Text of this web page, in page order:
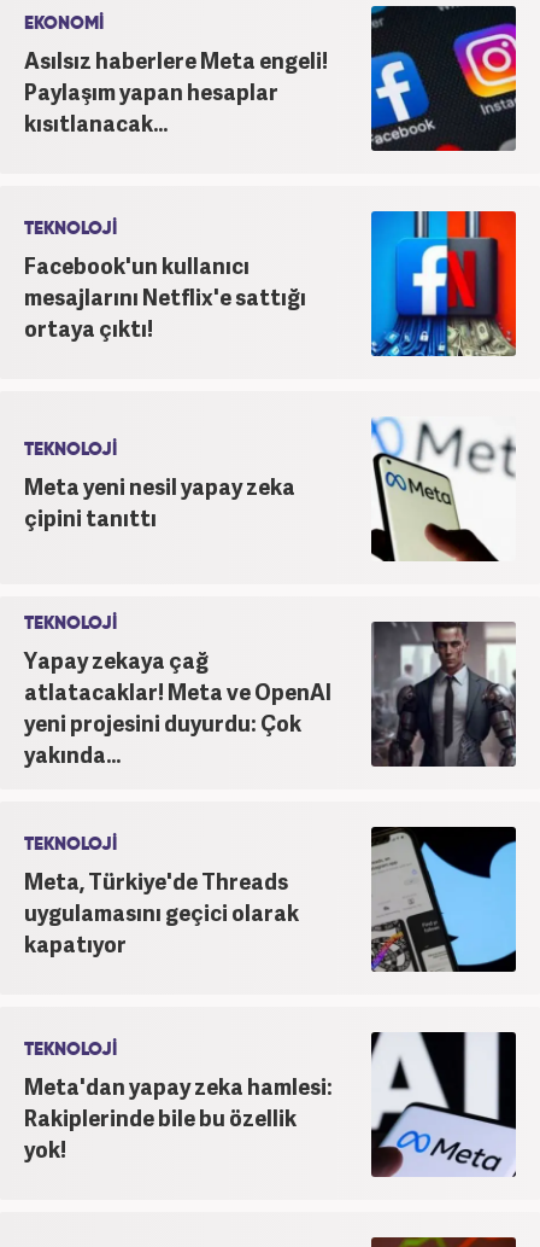
inanmakta ve bu değerleri meslek hayatında da ön
planda tutmaktadır.
EKONOMİ
Asılsız haberlere Meta engeli!
Paylaşım yapan hesaplar
kısıtlanacak...
TEKNOLOJİ
Facebook'un kullanıcı
mesajlarını Netflix'e sattığı
ortaya çıktı!
TEKNOLOJİ
Meta yeni nesil yapay zeka
çipini tanıttı
TEKNOLOJİ
Yapay zekaya çağ
atlatacaklar! Meta ve OpenAI
yeni projesini duyurdu: Çok
yakında...
TEKNOLOJİ
Meta, Türkiye'de Threads
uygulamasını geçici olarak
kapatıyor
TEKNOLOJİ
Meta'dan yapay zeka hamlesi:
Rakiplerinde bile bu özellik
yok!